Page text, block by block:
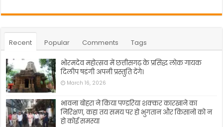
Recent Popular Comments Tags
भोरमदेव महोत्सव में छत्तीसगढ़ के प्रसिद्ध लोक गायक
दिलीप षडंगी अपनी प्रस्तुति देंगे।
March 16, 2026
भावना बोहरा ने किया पण्डरिया शक्कर कारखाने का
निरिक्षण, कहा तय समय पर हो भुगतान और किसानों को न
हो कोई समस्या